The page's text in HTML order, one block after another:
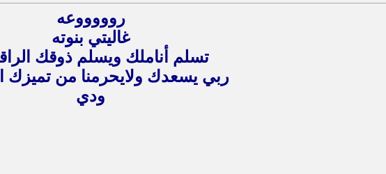
روووووعه
غاليتي بنوته
تسلم أناملك ويسلم ذوقك
ربي يسعدك ولايحرمنا من تميزك
ودي